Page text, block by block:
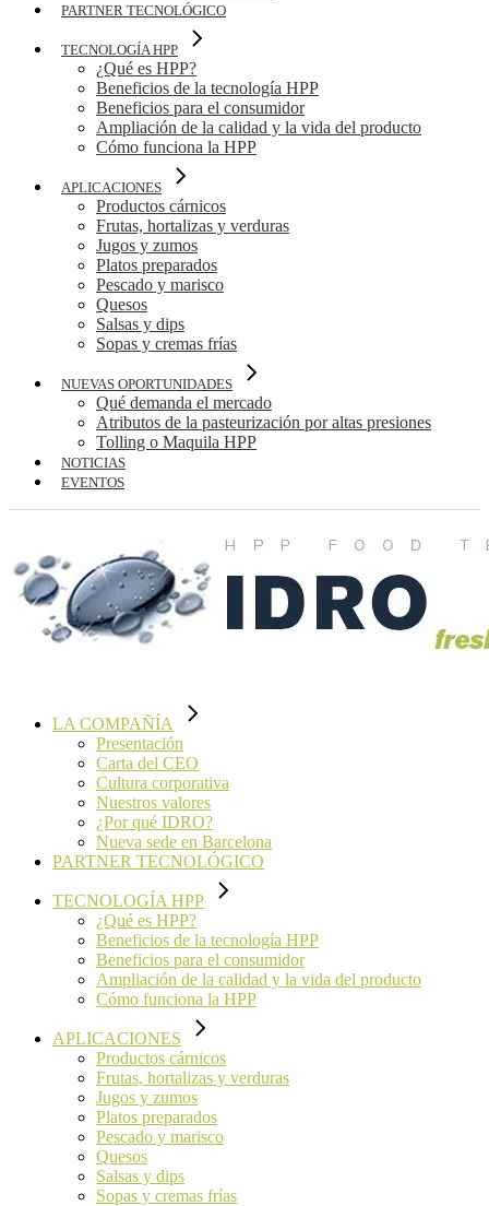
PARTNER TECNOLÓGICO
TECNOLOGÍA HPP
¿Qué es HPP?
Beneficios de la tecnología HPP
Beneficios para el consumidor
Ampliación de la calidad y la vida del producto
Cómo funciona la HPP
APLICACIONES
Productos cárnicos
Frutas, hortalizas y verduras
Jugos y zumos
Platos preparados
Pescado y marisco
Quesos
Salsas y dips
Sopas y cremas frías
NUEVAS OPORTUNIDADES
Qué demanda el mercado
Atributos de la pasteurización por altas presiones
Tolling o Maquila HPP
NOTICIAS
EVENTOS
LA COMPAÑÍA
Presentación
Carta del CEO
Cultura corporativa
Nuestros valores
¿Por qué IDRO?
Nueva sede en Barcelona
PARTNER TECNOLÓGICO
TECNOLOGÍA HPP
¿Qué es HPP?
Beneficios de la tecnología HPP
Beneficios para el consumidor
Ampliación de la calidad y la vida del producto
Cómo funciona la HPP
APLICACIONES
Productos cárnicos
Frutas, hortalizas y verduras
Jugos y zumos
Platos preparados
Pescado y marisco
Quesos
Salsas y dips
Sopas y cremas frías